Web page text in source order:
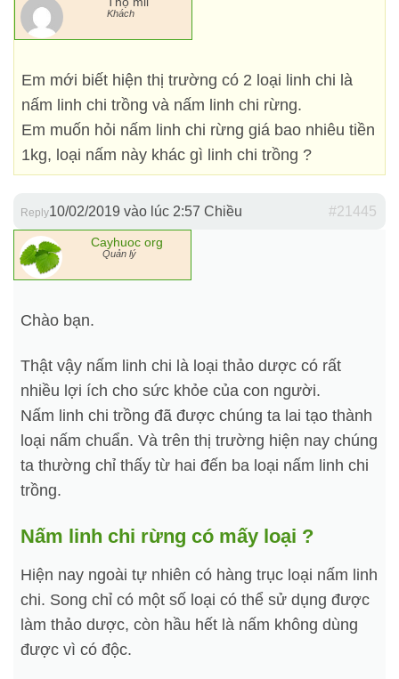
Khách
Em mới biết hiện thị trường có 2 loại linh chi là
nấm linh chi trồng và nấm linh chi rừng.
Em muốn hỏi nấm linh chi rừng giá bao nhiêu tiền
1kg, loại nấm này khác gì linh chi trồng ?
10/02/2019 vào lúc 2:57 Chiều #21445
Reply
Cayhuoc org
Quản lý
Chào bạn.
Thật vậy nấm linh chi là loại thảo dược có rất
nhiều lợi ích cho sức khỏe của con người.
Nấm linh chi trồng đã được chúng ta lai tạo thành
loại nấm chuẩn. Và trên thị trường hiện nay chúng
ta thường chỉ thấy từ hai đến ba loại nấm linh chi
trồng.
Nấm linh chi rừng có mấy loại ?
Hiện nay ngoài tự nhiên có hàng trục loại nấm linh
chi. Song chỉ có một số loại có thể sử dụng được
làm thảo dược, còn hầu hết là nấm không dùng
được vì có độc.